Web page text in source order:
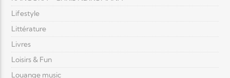
Lifestyle
Littérature
Livres
Loisirs & Fun
Louange music